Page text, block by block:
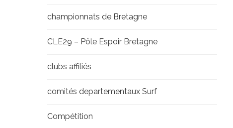
championnats de Bretagne
CLE29 – Pôle Espoir Bretagne
clubs affiliés
comités departementaux Surf
Compétition